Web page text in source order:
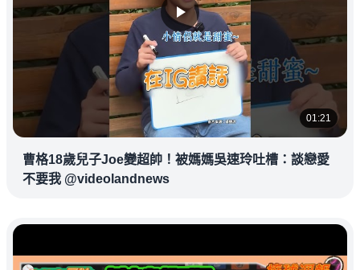
01:21
曹格18歲兒子Joe變超帥！被媽媽吳速玲吐槽：談戀愛
不要我 @videolandnews